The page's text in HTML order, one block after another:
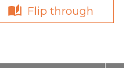
Flip through